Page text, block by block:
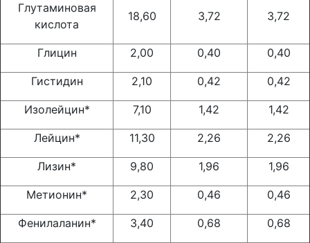
Глутаминовая
кислота
18,60 3,72 3,72
Глицин 2,00 0,40 0,40
Гистидин 2,10 0,42 0,42
Изолейцин* 7,10 1,42 1,42
Лейцин* 11,30 2,26 2,26
Лизин* 9,80 1,96 1,96
Метионин* 2,30 0,46 0,46
Фенилаланин* 3,40 0,68 0,68